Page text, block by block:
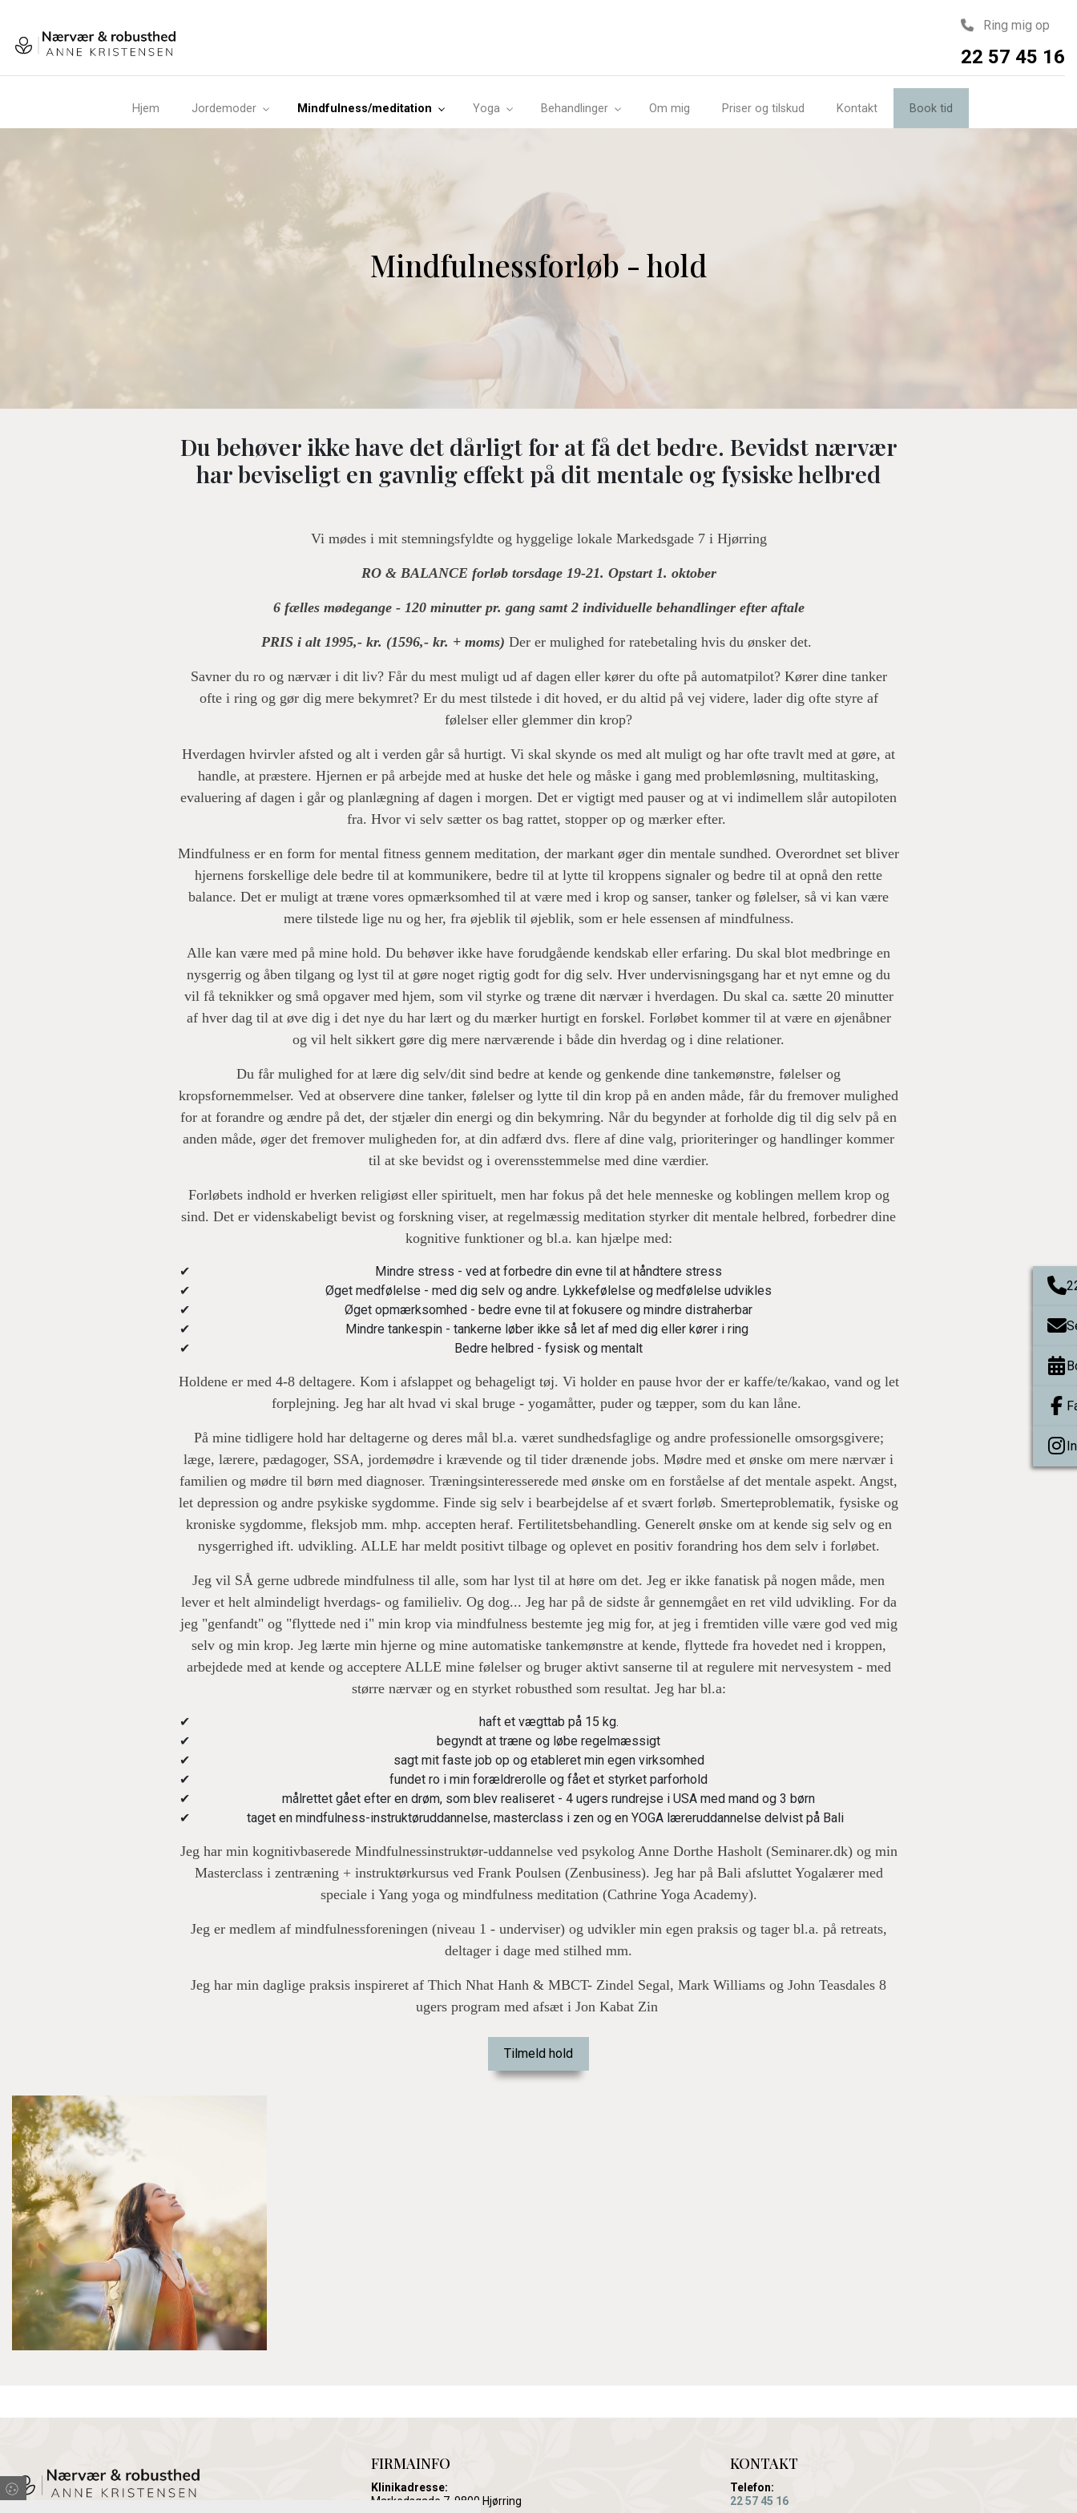
hovedindhold
Ring mig op
22 57 45 16
Hjem Jordemoder Mindfulness/meditation Yoga Behandlinger Om mig Priser og tilskud Kontakt Book tid
Mindfulnessforløb - hold
Du behøver ikke have det dårligt for at få det bedre. Bevidst nærvær
har beviseligt en gavnlig effekt på dit mentale og fysiske helbred
Vi mødes i mit stemningsfyldte og hyggelige lokale Markedsgade 7 i Hjørring
RO & BALANCE forløb torsdage 19-21. Opstart 1. oktober
6 fælles mødegange - 120 minutter pr. gang samt 2 individuelle behandlinger efter aftale
PRIS i alt 1995,- kr. (1596,- kr. + moms) Der er mulighed for ratebetaling hvis du ønsker det.
Savner du ro og nærvær i dit liv? Får du mest muligt ud af dagen eller kører du ofte på automatpilot? Kører dine tanker
ofte i ring og gør dig mere bekymret? Er du mest tilstede i dit hoved, er du altid på vej videre, lader dig ofte styre af
følelser eller glemmer din krop?
Hverdagen hvirvler afsted og alt i verden går så hurtigt. Vi skal skynde os med alt muligt og har ofte travlt med at gøre, at
handle, at præstere. Hjernen er på arbejde med at huske det hele og måske i gang med problemløsning, multitasking,
evaluering af dagen i går og planlægning af dagen i morgen. Det er vigtigt med pauser og at vi indimellem slår autopiloten
fra. Hvor vi selv sætter os bag rattet, stopper op og mærker efter.
Mindfulness er en form for mental fitness gennem meditation, der markant øger din mentale sundhed. Overordnet set bliver
hjernens forskellige dele bedre til at kommunikere, bedre til at lytte til kroppens signaler og bedre til at opnå den rette
balance. Det er muligt at træne vores opmærksomhed til at være med i krop og sanser, tanker og følelser, så vi kan være
mere tilstede lige nu og her, fra øjeblik til øjeblik, som er hele essensen af mindfulness.
Alle kan være med på mine hold. Du behøver ikke have forudgående kendskab eller erfaring. Du skal blot medbringe en
nysgerrig og åben tilgang og lyst til at gøre noget rigtig godt for dig selv. Hver undervisningsgang har et nyt emne og du
vil få teknikker og små opgaver med hjem, som vil styrke og træne dit nærvær i hverdagen. Du skal ca. sætte 20 minutter
af hver dag til at øve dig i det nye du har lært og du mærker hurtigt en forskel. Forløbet kommer til at være en øjenåbner
og vil helt sikkert gøre dig mere nærværende i både din hverdag og i dine relationer.
Du får mulighed for at lære dig selv/dit sind bedre at kende og genkende dine tankemønstre, følelser og
kropsfornemmelser. Ved at observere dine tanker, følelser og lytte til din krop på en anden måde, får du fremover mulighed
for at forandre og ændre på det, der stjæler din energi og din bekymring. Når du begynder at forholde dig til dig selv på en
anden måde, øger det fremover muligheden for, at din adfærd dvs. flere af dine valg, prioriteringer og handlinger kommer
til at ske bevidst og i overensstemmelse med dine værdier.
Forløbets indhold er hverken religiøst eller spirituelt, men har fokus på det hele menneske og koblingen mellem krop og
sind. Det er videnskabeligt bevist og forskning viser, at regelmæssig meditation styrker dit mentale helbred, forbedrer dine
kognitive funktioner og bl.a. kan hjælpe med:
Mindre stress - ved at forbedre din evne til at håndtere stress
Øget medfølelse - med dig selv og andre. Lykkefølelse og medfølelse udvikles
Øget opmærksomhed - bedre evne til at fokusere og mindre distraherbar
Mindre tankespin - tankerne løber ikke så let af med dig eller kører i ring
Bedre helbred - fysisk og mentalt
Holdene er med 4-8 deltagere. Kom i afslappet og behageligt tøj. Vi holder en pause hvor der er kaffe/te/kakao, vand og let
forplejning. Jeg har alt hvad vi skal bruge - yogamåtter, puder og tæpper, som du kan låne.
På mine tidligere hold har deltagerne og deres mål bl.a. været sundhedsfaglige og andre professionelle omsorgsgivere;
læge, lærere, pædagoger, SSA, jordemødre i krævende og til tider drænende jobs. Mødre med et ønske om mere nærvær i
familien og mødre til børn med diagnoser. Træningsinteresserede med ønske om en forståelse af det mentale aspekt. Angst,
let depression og andre psykiske sygdomme. Finde sig selv i bearbejdelse af et svært forløb. Smerteproblematik, fysiske og
kroniske sygdomme, fleksjob mm. mhp. accepten heraf. Fertilitetsbehandling. Generelt ønske om at kende sig selv og en
nysgerrighed ift. udvikling. ALLE har meldt positivt tilbage og oplevet en positiv forandring hos dem selv i forløbet.
Jeg vil SÅ gerne udbrede mindfulness til alle, som har lyst til at høre om det. Jeg er ikke fanatisk på nogen måde, men
lever et helt almindeligt hverdags- og familieliv. Og dog... Jeg har på de sidste år gennemgået en ret vild udvikling. For da
jeg "genfandt" og "flyttede ned i" min krop via mindfulness bestemte jeg mig for, at jeg i fremtiden ville være god ved mig
selv og min krop. Jeg lærte min hjerne og mine automatiske tankemønstre at kende, flyttede fra hovedet ned i kroppen,
arbejdede med at kende og acceptere ALLE mine følelser og bruger aktivt sanserne til at regulere mit nervesystem - med
større nærvær og en styrket robusthed som resultat. Jeg har bl.a:
haft et vægttab på 15 kg.
begyndt at træne og løbe regelmæssigt
sagt mit faste job op og etableret min egen virksomhed
fundet ro i min forældrerolle og fået et styrket parforhold
målrettet gået efter en drøm, som blev realiseret - 4 ugers rundrejse i USA med mand og 3 børn
taget en mindfulness-instruktøruddannelse, masterclass i zen og en YOGA læreruddannelse delvist på Bali
Jeg har min kognitivbaserede Mindfulnessinstruktør-uddannelse ved psykolog Anne Dorthe Hasholt (Seminarer.dk) og min
Masterclass i zentræning + instruktørkursus ved Frank Poulsen (Zenbusiness). Jeg har på Bali afsluttet Yogalærer med
speciale i Yang yoga og mindfulness meditation (Cathrine Yoga Academy).
Jeg er medlem af mindfulnessforeningen (niveau 1 - underviser) og udvikler min egen praksis og tager bl.a. på retreats,
deltager i dage med stilhed mm.
Jeg har min daglige praksis inspireret af Thich Nhat Hanh & MBCT- Zindel Segal, Mark Williams og John Teasdales 8
ugers program med afsæt i Jon Kabat Zin
Tilmeld hold
FIRMAINFO
Klinikadresse:
Markedsgade 7, 9800 Hjørring
KONTAKT
Telefon:
22 57 45 16